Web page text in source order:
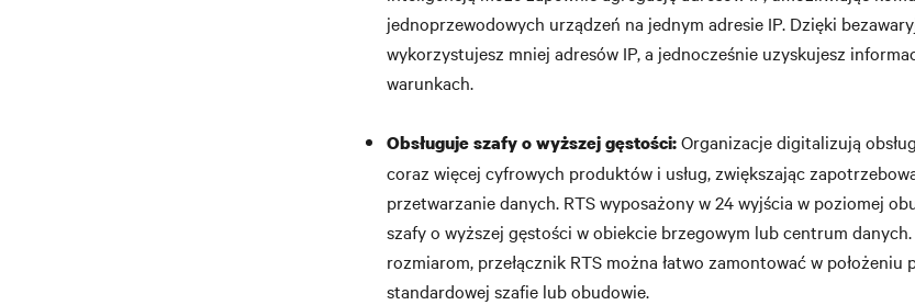
jednoprzewodowych urządzeń na jednym adresie IP. Dzięki
wykorzystujesz mniej adresów IP, a jednocześnie uzyskujesz
warunkach.
Obsługuje szafy o wyższej gęstości:Organizacje digitalizują
coraz więcej cyfrowych produktów i usług, zwiększając
przetwarzanie danych. RTS wyposażony w 24 wyjścia w poziomej
szafy o wyższej gęstości w obiekcie brzegowym lub centrum
rozmiarom, przełącznik RTS można łatwo zamontować w
standardowej szafie lub obudowie.